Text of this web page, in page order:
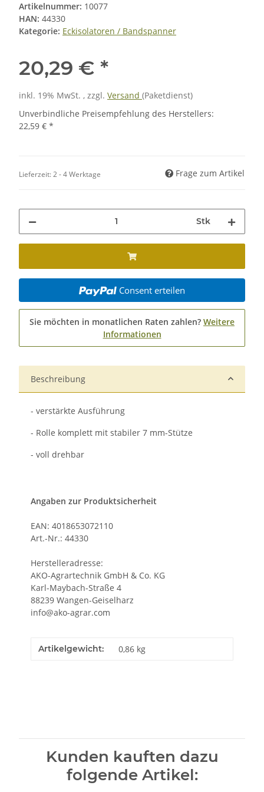
Artikelnummer: 10077
HAN: 44330
Kategorie: Eckisolatoren / Bandspanner
20,29 € *
inkl. 19% MwSt. , zzgl. Versand (Paketdienst)
Unverbindliche Preisempfehlung des Herstellers:
22,59 € *
Lieferzeit:2 - 4 Werktage Frage zum Artikel
Stk
Consent erteilen
Sie möchten in monatlichen Raten zahlen? Weitere
Informationen
Beschreibung
- verstärkte Ausführung
- Rolle komplett mit stabiler 7 mm-Stütze
- voll drehbar
Angaben zur Produktsicherheit
EAN: 4018653072110
Art.-Nr.: 44330
Herstelleradresse:
AKO-Agrartechnik GmbH & Co. KG
Karl-Maybach-Straße 4
88239 Wangen-Geiselharz
info@ako-agrar.com
Artikelgewicht: 0,86 kg
Kunden kauften dazu
folgende Artikel: